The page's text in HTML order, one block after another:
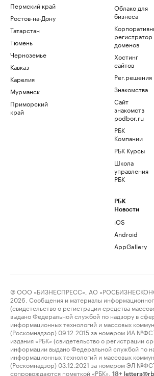
Пермский край
Ростов-на-Дону
Татарстан
Тюмень
Черноземье
Кавказ
Карелия
Мурманск
Приморский
край
Облако для
бизнеса
регистратор
доменов
Хостинг
сайтов
Рег.решения
Знакомства
Сайт
знакомств
podbor.ru
РБК
Компании
РБК Курсы
Школа
управления
РБК
РБК
Новости
iOS
Android
AppGallery
© ООО «БИЗНЕСПРЕСС», АО
2026. Сообщения и материалы
(свидетельство о регистрации средства
выдано Федеральной службой по надзору в
информационных технологий и массовых
(Роскомнадзор) 09.12.2015 за номером ИА
издания «РБК» (свидетельство о регистрации
информации выдано Федеральной службой по
информационных технологий и массовых
(Роскомнадзор) 03.12.2021 за номером ЭЛ
сопровождаются пометкой «РБК».
18+